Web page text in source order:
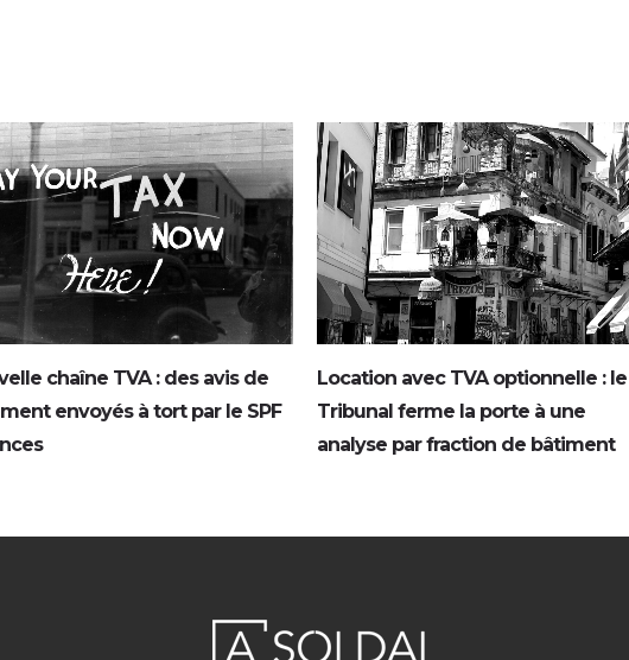
chaîne TVA : des avis de
envoyés à tort par le SPF
Location avec TVA optionnelle : le
Tribunal ferme la porte à une
analyse par fraction de bâtiment